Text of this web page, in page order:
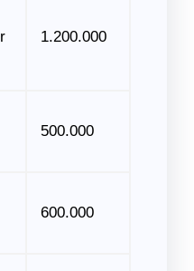
1.200.000
500.000
600.000